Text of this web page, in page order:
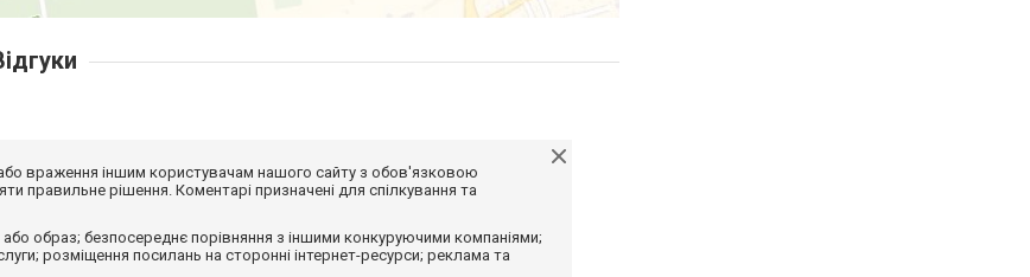
враження іншим користувачам нашого сайту з обов'язковою
правильне рішення. Коментарі призначені для спілкування та
образ; безпосереднє порівняння з іншими конкуруючими компаніями;
розміщення посилань на сторонні інтернет-ресурси; реклама та